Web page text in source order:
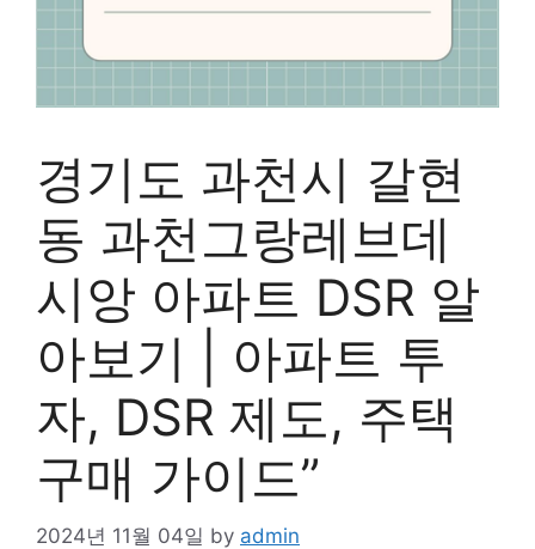
경기도 과천시 갈현
동 과천그랑레브데
시앙 아파트 DSR 알
아보기 | 아파트 투
자, DSR 제도, 주택
구매 가이드”
2024년 11월 04일 by admin